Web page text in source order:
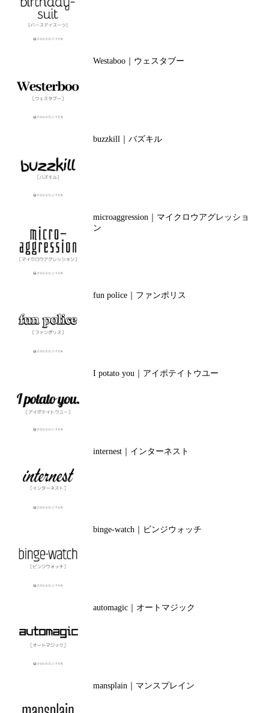
Westaboo｜ウェスタブー
buzzkill｜バズキル
microaggression｜マイクロウアグレッショ
ン
fun police｜ファンポリス
I potato you｜アイポテイトウユー
internest｜インターネスト
binge-watch｜ビンジウォッチ
automagic｜オートマジック
mansplain｜マンスプレイン